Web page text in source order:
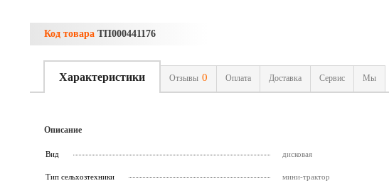
Код товара ТП000441176
Характеристики Отзывы 0 Оплата Доставка Сервис Мы
Описание
Вид дисковая
Тип сельхозтехники мини-трактор